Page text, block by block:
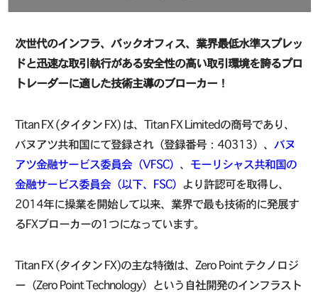
次世代のインフラ、バックオフィス、業界最低水準スプレッ
ドと迅速な取引執行がある安全性の高い取引環境を誇るプロ
トレーダーに適した技術主導のブローカー！
Titan FX (タイタン FX) は、Titan FX Limitedの商号であり、
バヌアツ共和国にて登録され（登録番号：40313）、バヌ
アツ金融サービス委員会（VFSC） 、 モーリシャス共和国の
金融サービス委員会（以下、FSC） より許認可を取得し、
2014年に操業を開始して以来、業界で最も技術的に発展す
るFXブローカーの1つになっています。
Titan FX (タイタン FX)の主な特徴は、Zero Point テクノロジ
ー（Zero Point Technology）という自社開発のインフラスト